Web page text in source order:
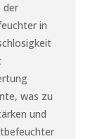
der
in
was zu
und